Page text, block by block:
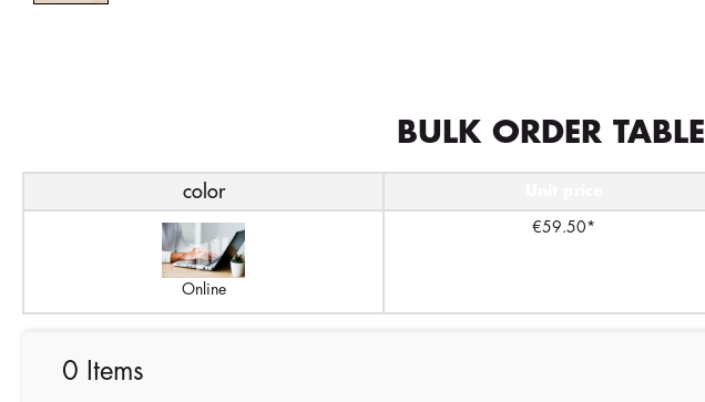
BULK ORDER TABLE
color
Online
€59.50*
0 Items